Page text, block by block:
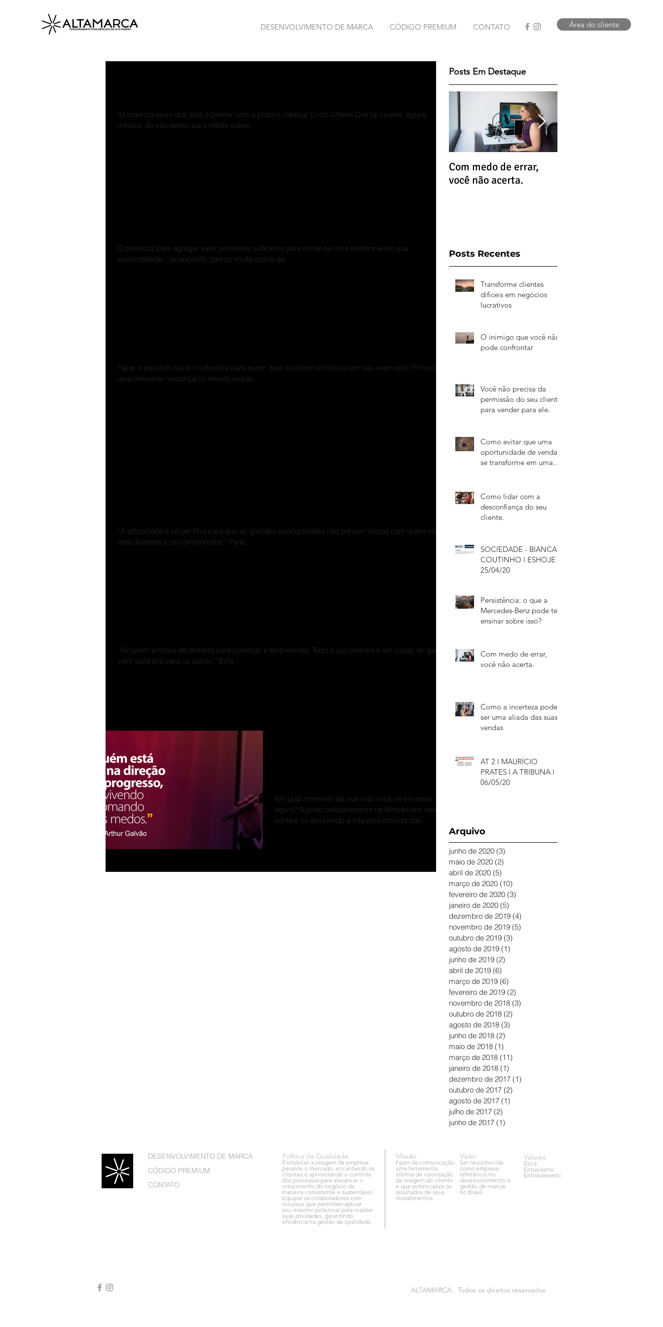
DESENVOLVIMENTO DE MARCA CÓDIGO PREMIUM CONTATO Área do cliente
"O mais corajoso dos atos é pensar com a própria cabeça" Coco Chanel Que tal investir alguns
minutos do seu tempo para refletir sobre...
O potencial para agregar valor percebido suficiente para tornar-se uma referência em sua
especialidade - alcançando ganhos muito acima da...
Fazer o possível não é o suficiente para quem quer se tornar referência em seu segmento. Provocar
uma relevante mudança no mundo requer...
''A dificuldade é só um filtro para que as grandes oportunidades não percam tempo com quem não
está disposto a se comprometer.'' Para...
‘’Ninguém precisa de dinheiro para começar a empreender. Tudo o que precisa é ser capaz de gerar
valor para si e para os outros.'' Esta...
dos seus medos
Em qual momento da sua vida você se encontra
agora? Agindo corajosamente na direção dos seus
sonhos ou desviando a rota pela estrada das...
Posts Em Destaque
Com medo de errar,
você não acerta.
Posts Recentes
Transforme clientes
difíceis em negócios
lucrativos
O inimigo que você não
pode confrontar
Você não precisa da
permissão do seu cliente
para vender para ele.
Como evitar que uma
oportunidade de venda
se transforme em uma
Como lidar com a
desconfiança do seu
cliente.
SOCIEDADE - BIANCA
COUTINHO l ESHOJE l
25/04/20
Persistência: o que a
Mercedes-Benz pode te
ensinar sobre isso?
Com medo de errar,
você não acerta.
Como a incerteza pode
ser uma aliada das suas
vendas
AT 2 l MAURÍCIO
PRATES l A TRIBUNA l
06/05/20
Arquivo
junho de 2020 (3)
maio de 2020 (2)
abril de 2020 (5)
março de 2020 (10)
fevereiro de 2020 (3)
janeiro de 2020 (5)
dezembro de 2019 (4)
novembro de 2019 (5)
outubro de 2019 (3)
agosto de 2019 (1)
junho de 2019 (2)
abril de 2019 (6)
março de 2019 (6)
fevereiro de 2019 (2)
novembro de 2018 (3)
outubro de 2018 (2)
agosto de 2018 (3)
junho de 2018 (2)
maio de 2018 (1)
março de 2018 (11)
janeiro de 2018 (1)
dezembro de 2017 (1)
outubro de 2017 (2)
agosto de 2017 (1)
julho de 2017 (2)
junho de 2017 (1)
DESENVOLVIMENTO DE MARCA
CÓDIGO PREMIUM
CONTATO
Missão
Fazer da comunicação
uma ferramenta
efetiva de valorização
da imagem do cliente
e que potencializa os
resultados de seus
investimentos.
Política da Qualidade
Fortalecer a imagem da empresa
perante o mercado, encantando os
clientes e aprimorando o controle
dos processos para alavancar o
crescimento do negócio de
maneira consistente e sustentável.
Equipar os colaboradores com
recursos que permitam aplicar
seu máximo potencial para realizar
suas atividades, garantindo
eficiência na gestão da qualidade.
Visão
Ser reconhecida
como empresa
referência no
desenvolvimento e
gestão de marcas
no Brasil.
Valores
Ética
Entusiasmo
Entrosamento
ALTAMARCA . Todos os direitos reservados